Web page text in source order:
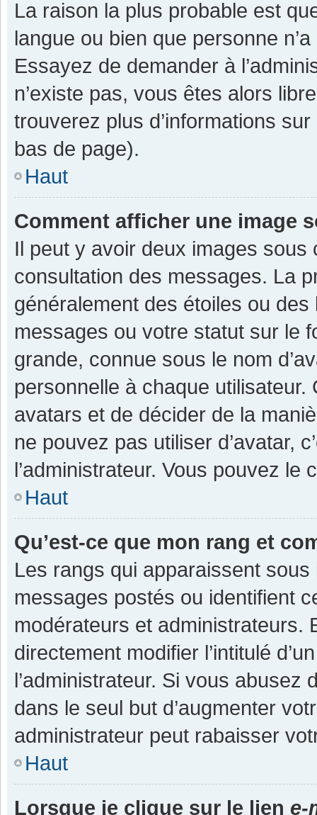
La raison la plus probable est
langue ou bien que personne
Essayez de demander à
n’existe pas, vous êtes alors
trouverez plus d’informations
bas de page).
Haut
Comment afficher une image
Il peut y avoir deux images sous
consultation des messages. La
généralement des étoiles ou
messages ou votre statut sur le
grande, connue sous le nom
personnelle à chaque utilisateur.
avatars et de décider de la
ne pouvez pas utiliser d’avatar,
l’administrateur. Vous pouvez
Haut
Qu’est-ce que mon rang et
Les rangs qui apparaissent
messages postés ou identifient
modérateurs et administrateurs.
directement modifier l’intitulé
l’administrateur. Si vous
dans le seul but d’augmenter
administrateur peut rabaisser
Haut
Lorsque je clique sur le lien e-